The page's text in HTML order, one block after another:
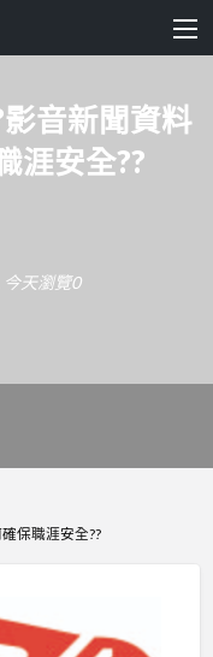
音新聞資料
涯安全??
今天瀏覽0
保職涯安全??